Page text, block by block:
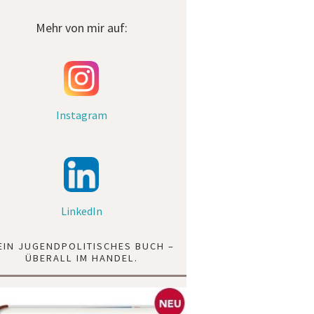
Mehr von mir auf:
Instagram
LinkedIn
JUGENDPOLITISCHES BUCH –
ÜBERALL IM HANDEL.